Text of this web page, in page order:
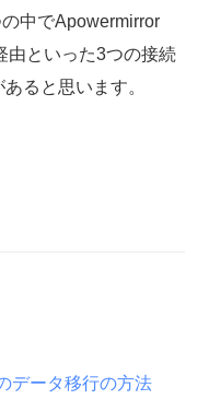
中でApowermirror
由といった3つの接続
ると思います。
データ移行の方法